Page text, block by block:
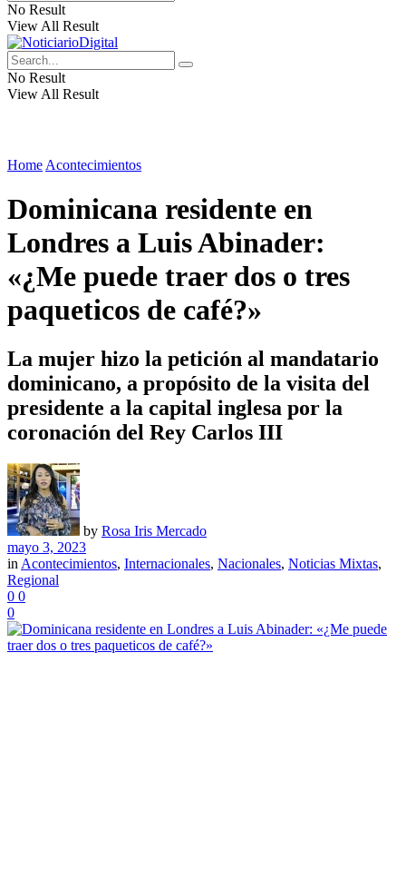
No Result
View All Result
No Result
View All Result
Home Acontecimientos
Dominicana residente en
Londres a Luis Abinader:
«¿Me puede traer dos o tres
paqueticos de café?»
La mujer hizo la petición al mandatario
dominicano, a propósito de la visita del
presidente a la capital inglesa por la
coronación del Rey Carlos III
by Rosa Iris Mercado
mayo 3, 2023
in Acontecimientos, Internacionales, Nacionales, Noticias Mixtas,
Regional
0 0
0